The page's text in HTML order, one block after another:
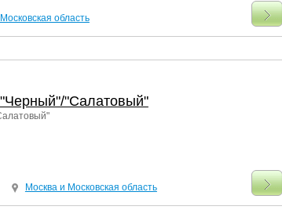
область
"Салатовый"
Москва и Московская область